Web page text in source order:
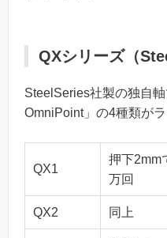
QXシリーズ（
SteelSeries社製の独自
OmniPoint」の4種類が
QX1
押下2mm
万回
QX2 同上